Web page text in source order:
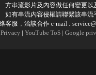
方串流影片及內容做任何變更以
如有串流內容侵權請聯繫該串流
客服，洽談合作 e-mail :
Privacy | YouTube ToS| Google